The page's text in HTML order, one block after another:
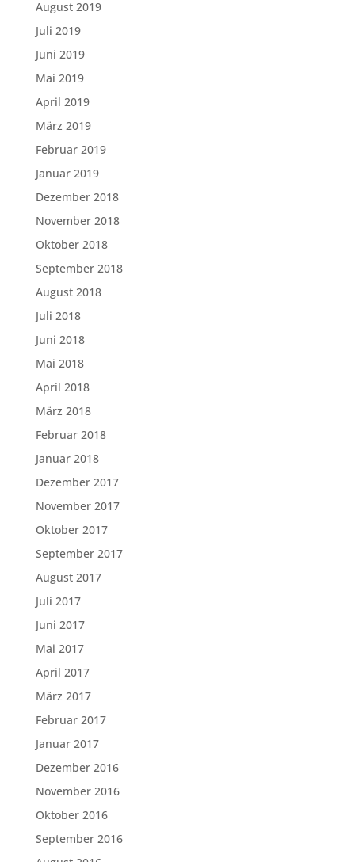
August 2019
Juli 2019
Juni 2019
Mai 2019
April 2019
März 2019
Februar 2019
Januar 2019
Dezember 2018
November 2018
Oktober 2018
September 2018
August 2018
Juli 2018
Juni 2018
Mai 2018
April 2018
März 2018
Februar 2018
Januar 2018
Dezember 2017
November 2017
Oktober 2017
September 2017
August 2017
Juli 2017
Juni 2017
Mai 2017
April 2017
März 2017
Februar 2017
Januar 2017
Dezember 2016
November 2016
Oktober 2016
September 2016